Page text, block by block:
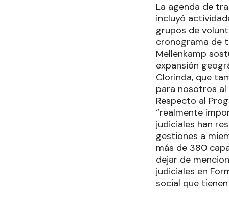
La agenda de
incluyó
grupos de
cronograma de
Mellenkamp
expansión
Clorinda, que
para nosotros al
Respecto al
“realmente
judiciales han
gestiones a
más de 380
dejar de
judiciales en
social que